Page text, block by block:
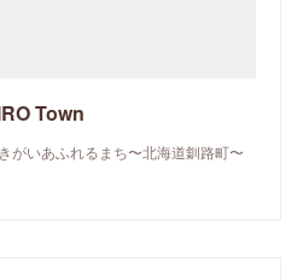
Town
がいあふれるまち〜北海道釧路町〜